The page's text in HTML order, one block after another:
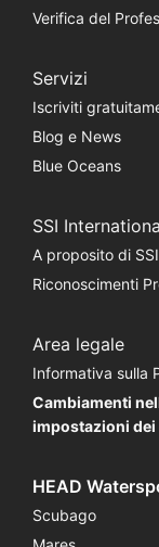
Verifica del
Servizi
Iscriviti
Blog e News
Blue Oceans
SSI
A proposito di SSI
Riconoscimenti
Area legale
Informativa sulla
Cambiamenti
impostazioni dei
HEAD
Scubago